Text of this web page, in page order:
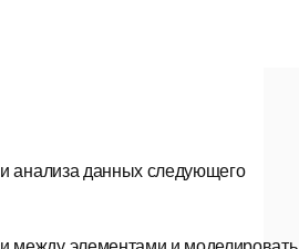
анализа данных следующего